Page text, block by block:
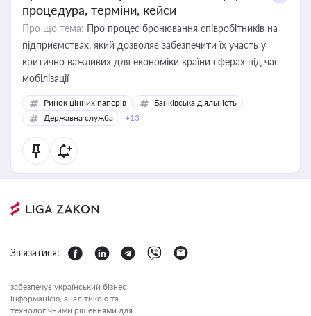
процедура, терміни, кейси
Про що тема: Про процес бронювання співробітників на
підприємствах, який дозволяє забезпечити їх участь у
критично важливих для економіки країни сферах під час
мобілізації
Ринок цінних паперів
Банківська діяльність
Державна служба
+13
Зв'язатися:
забезпечує український бізнес
інформацією, аналітикою та
технологічними рішеннями для